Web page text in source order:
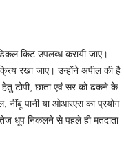
किट उपलब्ध करायी जाए।
रखा जाए। उन्होंने अपील की है
टोपी, छाता एवं सर को ढकने के
नींबू पानी या ओआरएस का प्रयोग
धूप निकलने से पहले ही मतदाता